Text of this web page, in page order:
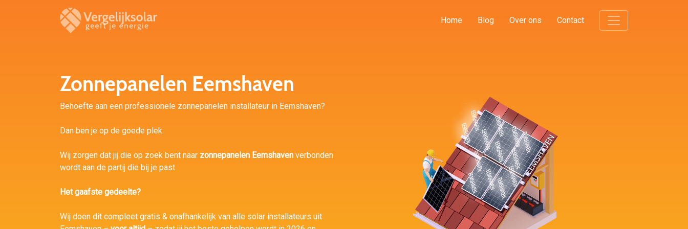
Home Blog Over ons Contact
Zonnepanelen Eemshaven
Behoefte aan een professionele zonnepanelen installateur in Eemshaven?
Dan ben je op de goede plek.
Wij zorgen dat jij die op zoek bent naar zonnepanelen Eemshaven verbonden
wordt aan de partij die bij je past.
Het gaafste gedeelte?
Wij doen dit compleet gratis & onafhankelijk van alle solar installateurs uit